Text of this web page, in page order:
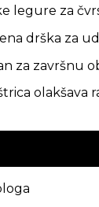
legure za
drška za
za završnu